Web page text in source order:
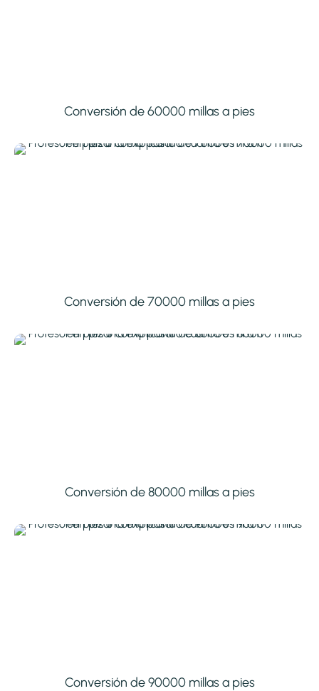
Conversión de 60000 millas a pies
Conversión de 70000 millas a pies
Conversión de 80000 millas a pies
Conversión de 90000 millas a pies